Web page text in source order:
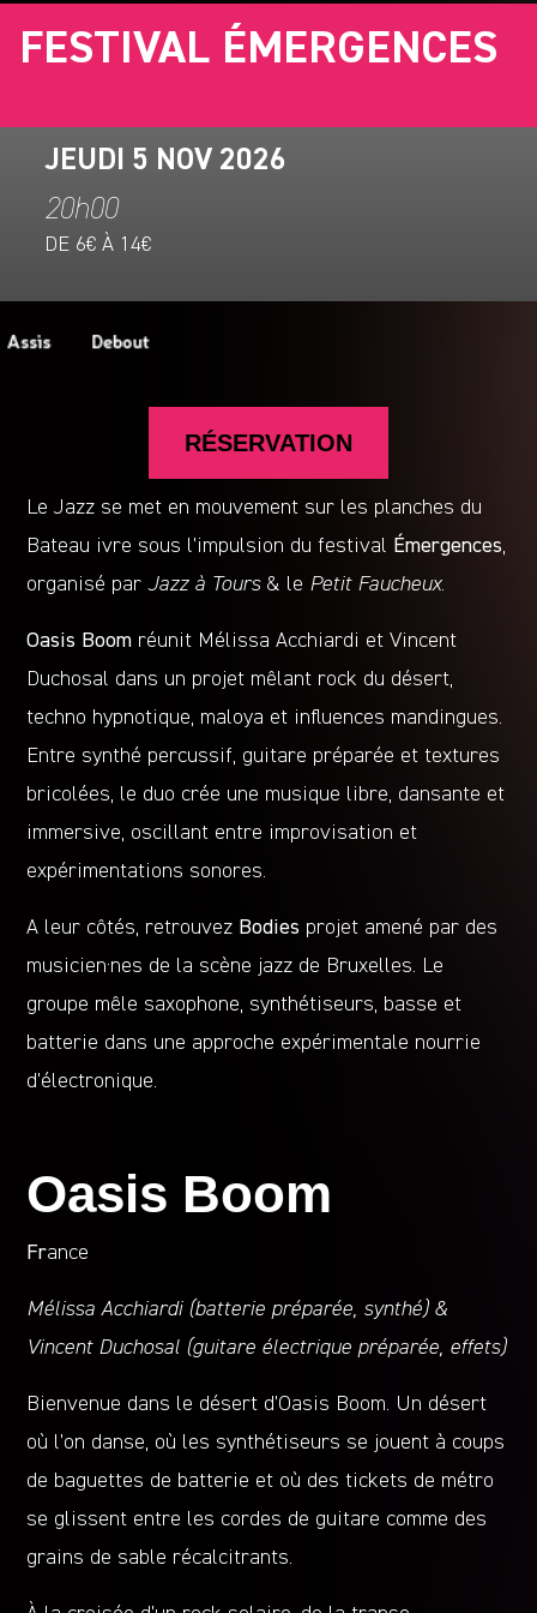
FESTIVAL ÉMERGENCES
JEUDI 5 NOV 2026
20h00
DE 6€ À 14€
RÉSERVATION
Le Jazz se met en mouvement sur les planches du
Bateau ivre sous l’impulsion du festival Émergences
organisé parJazz à Tours& le Petit Faucheux.
Oasis Boom réunit Mélissa Acchiardi et Vincent
Duchosal dans un projet mêlant rock du désert,
techno hypnotique, maloya et influences mandingues.
Entre synthé percussif, guitare préparée et textures
bricolées, le duo crée une musique libre, dansante et
immersive, oscillant entre improvisation et
expérimentations sonores.
A leur côtés, retrouvez Bodies projet amené par des
musicien·nes de la scène jazz de Bruxelles. Le
groupe mêle saxophone, synthétiseurs, basse et
batterie dans une approche expérimentale nourrie
d’électronique.
Oasis Boom
France
Mélissa Acchiardi (batterie préparée, synthé) &
Vincent Duchosal (guitare électrique préparée, effets)
Bienvenue dans le désert d’Oasis Boom. Un désert
où l’on danse, où les synthétiseurs se jouent à coups
de baguettes de batterie et où des tickets de métro
se glissent entre les cordes de guitare comme des
grains de sable récalcitrants.